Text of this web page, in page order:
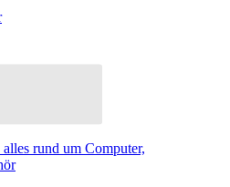
rund um Computer,